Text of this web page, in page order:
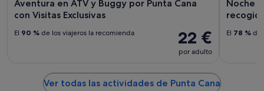
Aventura en ATV y Buggy por Punta Cana
con Visitas Exclusivas
22 €
por adulto
El 90 % de los viajeros la recomienda
Noche
El 78 % de
Ver todas las actividades de Punta Cana